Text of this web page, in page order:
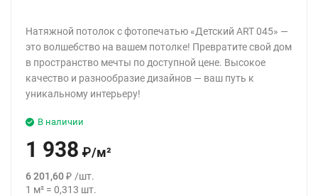
Натяжной потолок с фотопечатью «Детский ART 045» —
это волшебство на вашем потолке! Превратите свой дом
в пространство мечты по доступной цене. Высокое
качество и разнообразие дизайнов — ваш путь к
уникальному интерьеру!
В наличии
1 938 ₽/м²
6 201,60₽ /шт.
1 м² = 0,313 шт.